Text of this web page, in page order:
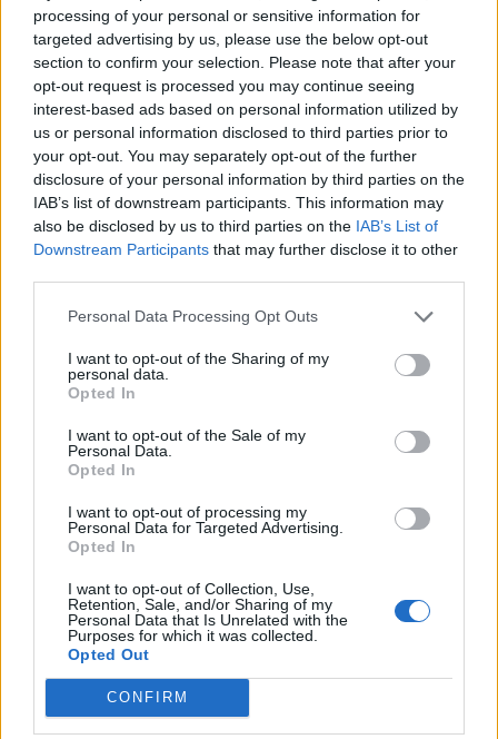
processing of your personal or sensitive information for
targeted advertising by us, please use the below opt-out
section to confirm your selection. Please note that after your
opt-out request is processed you may continue seeing
interest-based ads based on personal information utilized by
us or personal information disclosed to third parties prior to
your opt-out. You may separately opt-out of the further
disclosure of your personal information by third parties on the
IAB’s list of downstream participants. This information may
also be disclosed by us to third parties on the IAB’s List of
Downstream Participants that may further disclose it to other
Personal Data Processing Opt Outs
I want to opt-out of the Sharing of my
personal data.
Opted In
I want to opt-out of the Sale of my
Personal Data.
Opted In
I want to opt-out of processing my
Personal Data for Targeted Advertising.
Opted In
I want to opt-out of Collection, Use,
Retention, Sale, and/or Sharing of my
Personal Data that Is Unrelated with the
Purposes for which it was collected.
Opted Out
CONFIRM
2019. március 22. 07:18
A Garuda indonéz állami légitársaság pénteken
lemondta negyvenkilenc Boeing 737 Max 8 típusú
repülőgépre szóló rendelését az Ethiopian Airlines
márciusi és az indonéz Lion Air tavaly októberi
balesete miatti bizalomvesztésre hivatkozva. A
Garuda a délkelet-ázsiai ország legnagyobb
légitársasága. A vállalat több mint négymilliárd
euró (1240 milliárd forint) összegű megrendelést
törölt.
A Garuda eddig egy Boeing 737 Max 8 típusú gépet tartott
üzemben, amelyet most a légitársaság feltehetőleg vagy
ötven gépre szóló megrendelés még 2014-ből
származott.Levelet küldtünk a Boeingnak a rendelés
bíznak többé a Boeing 737 MAX 8-asokban, nem akarnak
velük utazni-...
KEDVES OLVASÓNK!
A keresett cikk a portfolio.hu hírarchívumához
tartozik, melynek olvasása előfizetéses
regisztrációhoz kötött.